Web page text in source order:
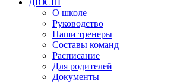
ДЮСШ
О школе
Руководство
Наши тренеры
Составы команд
Расписание
Для родителей
Документы